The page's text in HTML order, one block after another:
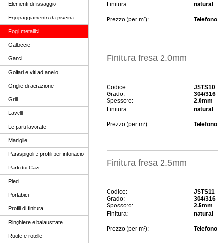
Elementi di fissaggio
Equipaggiamento da piscina
Fogli metallici
Galloccie
Ganci
Golfari e viti ad anello
Griglie di aerazione
Grilli
Lavelli
Le parti lavorate
Maniglie
Paraspigoli e profili per intonacio
Parti dei Cavi
Piedi
Portabici
Profili di finitura
Ringhiere e balaustrate
Ruote e rotelle
Finitura:
natural
Prezzo (per m²):
Finitura fresa 2.0mm
Codice:
JSTS10
Grado:
304/316
Spessore:
2.0mm
Finitura:
natural
Prezzo (per m²):
Finitura fresa 2.5mm
Codice:
JSTS11
Grado:
304/316
Spessore:
2.5mm
Finitura:
natural
Prezzo (per m²):